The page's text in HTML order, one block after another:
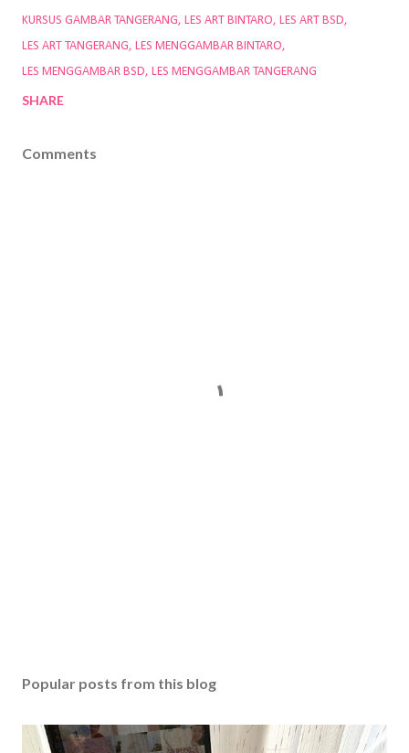
KURSUS GAMBAR TANGERANG
LES ART BINTARO
LES ART BSD
LES ART TANGERANG
LES MENGGAMBAR BINTARO
LES MENGGAMBAR BSD
LES MENGGAMBAR TANGERANG
SHARE
Comments
Popular posts from this blog